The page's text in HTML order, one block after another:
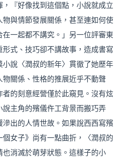
『好像找到這個點，小說就成立
與情節發展關係，甚至連如何使
一起都不講究。」另一位評審東
式、技巧卻不講故事，造成書寫
說〈潤叔的新年〉貫徹了她歷年
關係、性格的推展近乎不動聲
的刻意經營僅於此窺見。沒有炫
主角的殯儀仵工背景而搬巧弄
出的人情世故。如果說西西寫殯
女子》尚有一點曲折，〈潤叔的
消滅於萌芽狀態。這樣子的小